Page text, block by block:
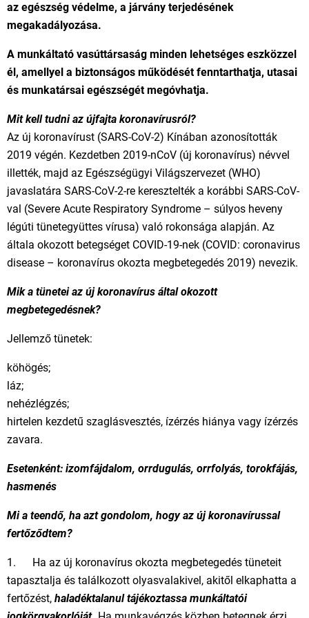
az egészség védelme, a járvány terjedésének
megakadályozása.
A munkáltató vasúttársaság minden lehetséges eszközzel
él, amellyel a biztonságos működését fenntarthatja, utasai
és munkatársai egészségét megóvhatja.
Mit kell tudni az újfajta koronavírusról?
Az új koronavírust (SARS-CoV-2) Kínában azonosították
2019 végén. Kezdetben 2019-nCoV (új koronavírus) névvel
illették, majd az Egészségügyi Világszervezet (WHO)
javaslatára SARS-CoV-2-re keresztelték a korábbi SARS-CoV-
val (Severe Acute Respiratory Syndrome – súlyos heveny
légúti tünetegyüttes vírusa) való rokonsága alapján. Az
általa okozott betegséget COVID-19-nek (COVID: coronavirus
disease – koronavírus okozta megbetegedés 2019) nevezik.
Mik a tünetei az új koronavírus által okozott
megbetegedésnek?
Jellemző tünetek:
köhögés;
láz;
nehézlégzés;
hirtelen kezdetű szaglásvesztés, ízérzés hiánya vagy ízérzés
zavara.
Esetenként: izomfájdalom, orrdugulás, orrfolyás, torokfájás,
hasmenés
Mi a teendő, ha azt gondolom, hogy az új koronavírussal
fertőződtem?
1. Ha az új koronavírus okozta megbetegedés tüneteit
tapasztalja és találkozott olyasvalakivel, akitől elkaphatta a
fertőzést, haladéktalanul tájékoztassa munkáltatói